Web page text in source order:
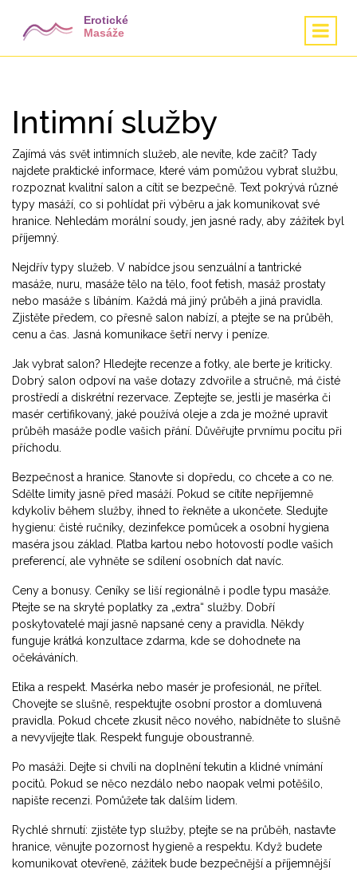
Intimní služby
Zajímá vás svět intimních služeb, ale nevíte, kde začít? Tady
najdete praktické informace, které vám pomůžou vybrat službu,
rozpoznat kvalitní salon a cítit se bezpečně. Text pokrývá různé
typy masáží, co si pohlídat při výběru a jak komunikovat své
hranice. Nehledám morální soudy, jen jasné rady, aby zážitek byl
příjemný.
Nejdřív typy služeb. V nabídce jsou senzuální a tantrické
masáže, nuru, masáže tělo na tělo, foot fetish, masáž prostaty
nebo masáže s líbáním. Každá má jiný průběh a jiná pravidla.
Zjistěte předem, co přesně salon nabízí, a ptejte se na průběh,
cenu a čas. Jasná komunikace šetří nervy i peníze.
Jak vybrat salon? Hledejte recenze a fotky, ale berte je kriticky.
Dobrý salon odpoví na vaše dotazy zdvořile a stručně, má čisté
prostředí a diskrétní rezervace. Zeptejte se, jestli je masérka či
masér certifikovaný, jaké používá oleje a zda je možné upravit
průběh masáže podle vašich přání. Důvěřujte prvnímu pocitu při
příchodu.
Bezpečnost a hranice. Stanovte si dopředu, co chcete a co ne.
Sdělte limity jasně před masáží. Pokud se cítíte nepříjemně
kdykoliv během služby, ihned to řekněte a ukončete. Sledujte
hygienu: čisté ručníky, dezinfekce pomůcek a osobní hygiena
maséra jsou základ. Platba kartou nebo hotovostí podle vašich
preferencí, ale vyhněte se sdílení osobních dat navíc.
Ceny a bonusy. Ceníky se liší regionálně i podle typu masáže.
Ptejte se na skryté poplatky za „extra“ služby. Dobří
poskytovatelé mají jasně napsané ceny a pravidla. Někdy
funguje krátká konzultace zdarma, kde se dohodnete na
očekáváních.
Etika a respekt. Masérka nebo masér je profesionál, ne přítel.
Chovejte se slušně, respektujte osobní prostor a domluvená
pravidla. Pokud chcete zkusit něco nového, nabídněte to slušně
a nevyvíjejte tlak. Respekt funguje oboustranně.
Po masáži. Dejte si chvíli na doplnění tekutin a klidné vnímání
pocitů. Pokud se něco nezdálo nebo naopak velmi potěšilo,
napište recenzi. Pomůžete tak dalším lidem.
Rychlé shrnutí: zjistěte typ služby, ptejte se na průběh, nastavte
hranice, věnujte pozornost hygieně a respektu. Když budete
komunikovat otevřeně, zážitek bude bezpečnější a příjemnější